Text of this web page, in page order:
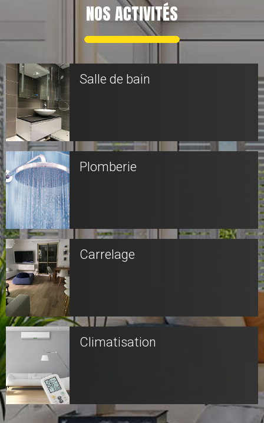
NOS ACTIVITÉS
Salle de bain
Plomberie
Carrelage
Climatisation